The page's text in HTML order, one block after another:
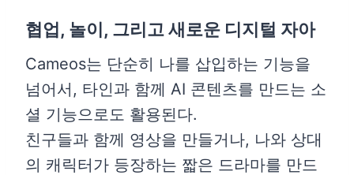
협업, 놀이, 그리고 새로운 디지털 자아
Cameos는 단순히 나를 삽입하는 기능을
넘어서, 타인과 함께 AI 콘텐츠를 만드는 소
셜 기능으로도 활용된다.
친구들과 함께 영상을 만들거나, 나와 상대
의 캐릭터가 등장하는 짧은 드라마를 만드